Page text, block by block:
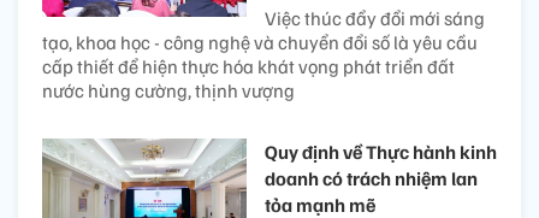
Việc thúc đẩy đổi mới sáng
tạo, khoa học - công nghệ và chuyển đổi số là yêu cầu
cấp thiết để hiện thực hóa khát vọng phát triển đất
nước hùng cường, thịnh vượng
Quy định về Thực hành kinh
doanh có trách nhiệm lan
tỏa mạnh mẽ